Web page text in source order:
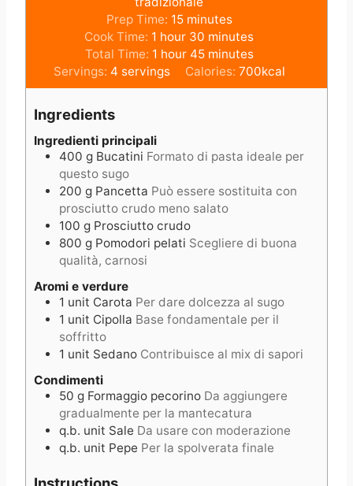
Prep Time: 15m
i
n
u
t
minutes
Cook Time: 1 h
o
u
r
hour 30 m
i
n
u
minutes
Total Time: 1 h
o
u
hour 45m
i
n
s
minutes
Servings: 4 servings Calories: 700kcal
Ingredients
Ingredienti principali
400 g Bucatini Formato di pasta ideale per
questo sugo
200 g Pancetta Può essere sostituita con
prosciutto crudo meno salato
100 g Prosciutto crudo
800 g Pomodori pelati Scegliere di buona
qualità, carnosi
Aromi e verdure
1 unit Carota Per dare dolcezza al sugo
1 unit Cipolla Base fondamentale per il
soffritto
1 unit Sedano Contribuisce al mix di sapori
Condimenti
50 g Formaggio pecorino Da aggiungere
gradualmente per la mantecatura
q.b. unit Sale Da usare con moderazione
q.b. unit Pepe Per la spolverata finale